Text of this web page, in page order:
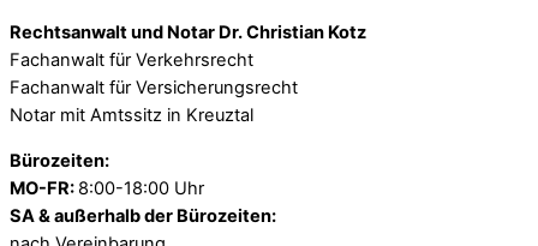
Rechtsanwalt und Notar Dr. Christian Kotz
Fachanwalt für Verkehrsrecht
Fachanwalt für Versicherungsrecht
Notar mit Amtssitz in Kreuztal
Bürozeiten:
MO-FR: 8:00-18:00 Uhr
SA & außerhalb der Bürozeiten: